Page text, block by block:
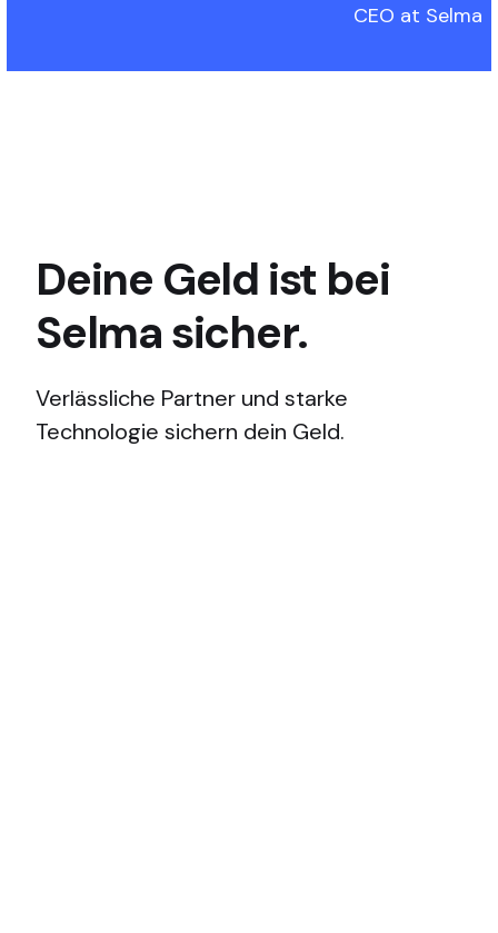
CEO at Selma
Deine Geld ist bei
Selma sicher.
Verlässliche Partner und starke
Technologie sichern dein Geld.